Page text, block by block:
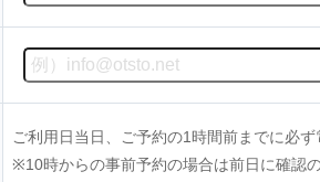
ご利用日当日、ご予約の1時間前までに必
※10時からの事前予約の場合は前日に確認